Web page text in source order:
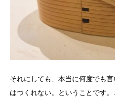
それにしても、本当に何度でも
はつくれない。ということです